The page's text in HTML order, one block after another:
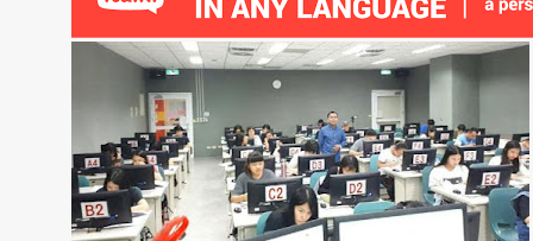
章
介紹 印尼文